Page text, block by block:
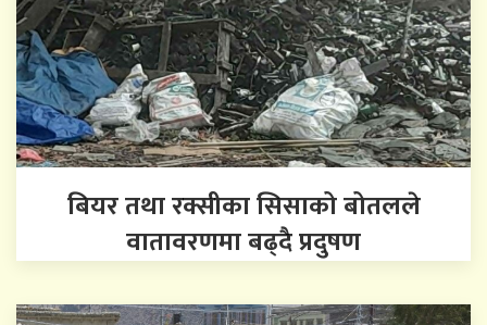
बियर तथा रक्सीका सिसाको बोतलले
वातावरणमा बढ्दै प्रदुषण